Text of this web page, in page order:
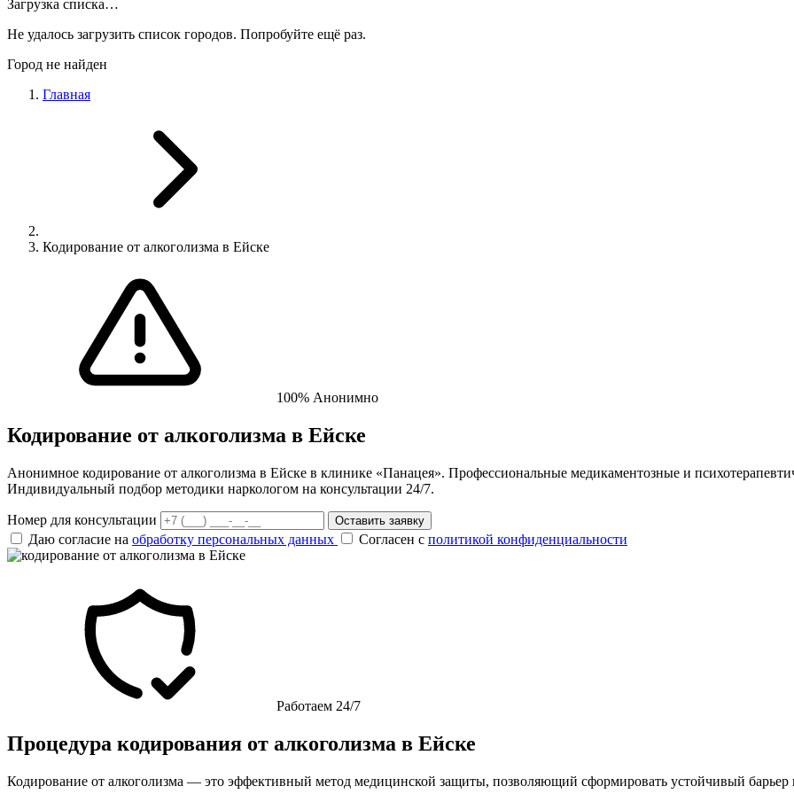
Загрузка списка…
Не удалось загрузить список городов. Попробуйте ещё раз.
Город не найден
Главная
Кодирование от алкоголизма в Ейске
100% Анонимно
Кодирование от алкоголизма в Ейске
Анонимное кодирование от алкоголизма в Ейске в клинике «Панацея». Профессиональные медикаментозные и
Индивидуальный подбор методики наркологом на консультации 24/7.
Номер для консультации Оставить заявку
Даю согласие на обработку персональных данных Согласен с политикой конфиденциальности
Работаем 24/7
Процедура кодирования от алкоголизма в Ейске
Кодирование от алкоголизма — это эффективный метод медицинской защиты, позволяющий сформировать устойчивый барьер